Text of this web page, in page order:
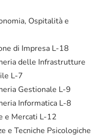
Ospitalità e
di Impresa L-18
delle Infrastrutture
L-7
Gestionale L-9
Informatica L-8
e Mercati L-12
e Tecniche Psicologiche